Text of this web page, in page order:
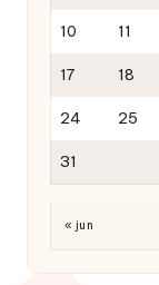
10 11
17 18
24 25
31
« jun